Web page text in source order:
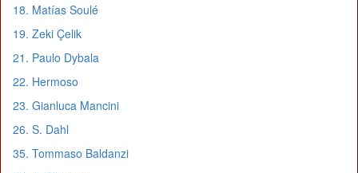
18. Matías Soulé
19. Zeki Çelik
21. Paulo Dybala
22. Hermoso
23. Gianluca Mancini
26. S. Dahl
35. Tommaso Baldanzi